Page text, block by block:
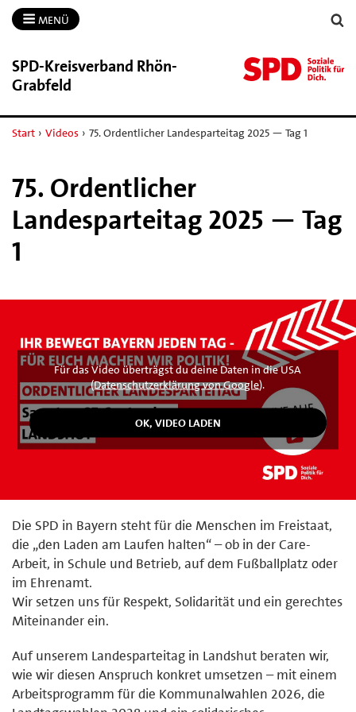
MENÜ
SPD-​Kreisverband Rhön-​
Grabfeld
Start › Videos › 75. Ordentlicher Landesparteitag 2025 — Tag 1
75. Ordentlicher
Landesparteitag 2025 — Tag
1
Für das Video überträgst du deine Daten in die USA
(Datenschutzerklärung von Google).
Die SPD in Bayern steht für die Menschen im Freistaat,
die „den Laden am Laufen halten“ – ob in der Care-
Arbeit, in Schule und Betrieb, auf dem Fußballplatz oder
im Ehrenamt.
Wir setzen uns für Respekt, Solidarität und ein gerechtes
Miteinander ein.
Auf unserem Landesparteitag in Landshut beraten wir,
wie wir diesen Anspruch konkret umsetzen – mit einem
Arbeitsprogramm für die Kommunalwahlen 2026, die